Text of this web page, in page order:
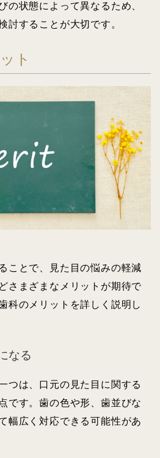
の状態によって異なるため、
討することが大切です。
ト
ことで、見た目の悩みの軽減
さまざまなメリットが期待で
科のメリットを詳しく説明し
なる
つは、口元の見た目に関する
です。歯の色や形、歯並びな
幅広く対応できる可能性があ